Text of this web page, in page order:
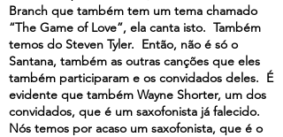
Branch que também tem um tema chamado
“The Game of Love”, ela canta isto. Também
temos do Steven Tyler. Então, não é só o
Santana, também as outras canções que eles
também participaram e os convidados deles. É
evidente que também Wayne Shorter, um dos
convidados, que é um saxofonista já falecido.
Nós temos por acaso um saxofonista, que é o